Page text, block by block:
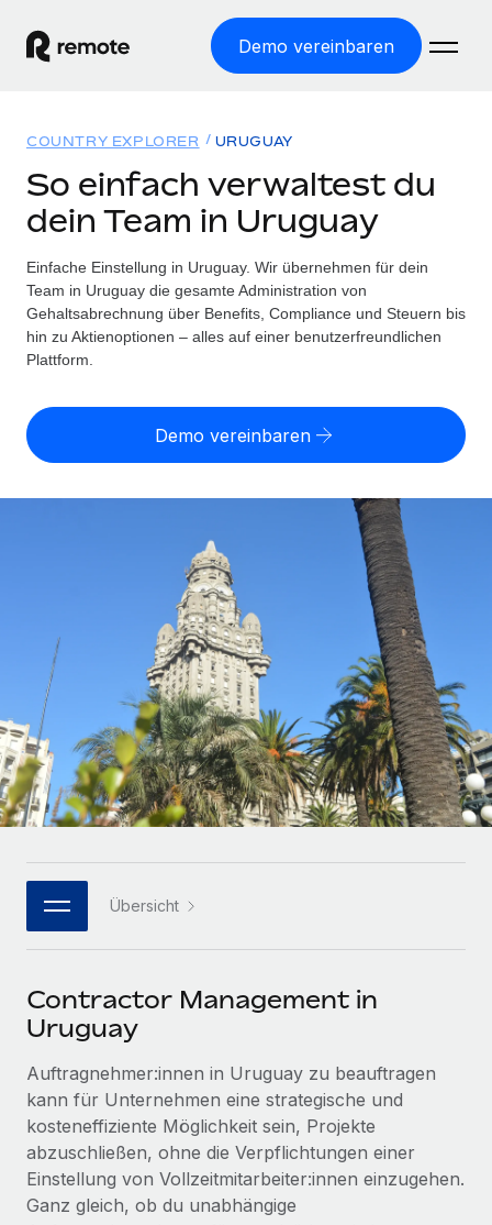
Demo vereinbaren
WELTWEITE BESCHÄFTIGUNG
Globale Payroll
Einfache, rechtssicher Payroll
Employer of Record
Weltweites Wachstum ohne Kosten für Niederlassungen
Contractor of Record
Rechtssichere, weltweite Arbeit mit Freelancer:innen
Globales Onboarding und Verwalten von
Auslagern von komplexen HR-Aufgaben
INFRASTRUKTUR
Remote Embedded
Nahtlose Integration der HR in bestehende Abläufe
Plattform
Integrierte HR-Kernfunktionen für dein Team
MCP
Integrationen
Tools
DIENSTLEISTUNGEN
Frag unsere Expert:innen
Hilfe von Expert:innen für globale HR & Compliance
Background-Checks
Einfacheres Bewerber:innen-Screening
Lösungen
WELTWEITE ABDECKUNG
Country Explorer
Länderspezifische Unterstützung bei der Einstellung
Einfache Einstellung in allen US-Bundesstaaten
WACHSTUMSPHASE
Agile HR- und Payroll-Lösungen für wachsende
Unternehmen
Mittelstand
Maßgeschneiderte HR-Lösungen, um Teams zu
vergrößern
Enterprise
Globale HR für Konzerne und Großunternehmen
PARTNER WERDEN
Flexible Einbettung von Global-HR-Funktionen in deine
Entdecke die Möglichkeiten einer Partnerschaft
Remote Build
Demnächst verfügbar
Beratung zu Integrationen und KI-Automatisierung
FALLSTUDIEN
Ressourcen
TOOLS UND RECHNER
Scheinselbstständigkeitsrisiko berechnen
Personalkostenrechner
Honorarzahlungen berechnen
Informationen zu möglichen Währungen und
Abwicklungsfristen für globale Freelancer:innen
LERNEN MIT REMOTE
Forschung und Leitfäden
Fallstudien
HR-Glossar
Bibliothek für Stellenbeschreibungen
Webinare
Events
Newsroom
Informationen zu Gehältern und Qualifikationen
Insights Center
Hol dir Unterstützung
Alle Ressourcen anzeigen
Preise
Deutsch
Español
Italiano
Português (Portugal)
한국어
COUNTRY EXPLORER URUGUAY
So einfach verwaltest du
dein Team in Uruguay
Einfache Einstellung in Uruguay. Wir übernehmen für dein
Team in Uruguay die gesamte Administration von
Gehaltsabrechnung über Benefits, Compliance und Steuern bis
hin zu Aktienoptionen – alles auf einer benutzerfreundlichen
Plattform.
Demo vereinbaren
Übersicht
Contractor Management in
Uruguay
Auftragnehmer:innen in Uruguay zu beauftragen
kann für Unternehmen eine strategische und
kosteneffiziente Möglichkeit sein, Projekte
abzuschließen, ohne die Verpflichtungen einer
Einstellung von Vollzeitmitarbeiter:innen einzugehen.
Ganz gleich, ob du unabhängige